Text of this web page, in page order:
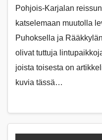
Pohjois-Karjalan
katselemaan muutolla
Puhoksella ja
olivat tuttuja
joista toisesta on
kuvia tässä…